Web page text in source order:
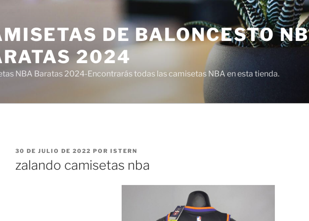
DE BALONCESTO
2024
NBA Baratas 2024-Encontrarás todas las camisetas NBA en esta tienda.
PUBLICADO
30 DE JULIO DE 2022 POR ISTERN
zalando camisetas nba